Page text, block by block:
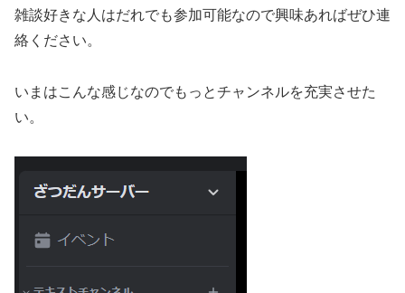
雑談好きな人はだれでも参加可能なので興味あればぜひ連
絡ください。
いまはこんな感じなのでもっとチャンネルを充実させた
い。